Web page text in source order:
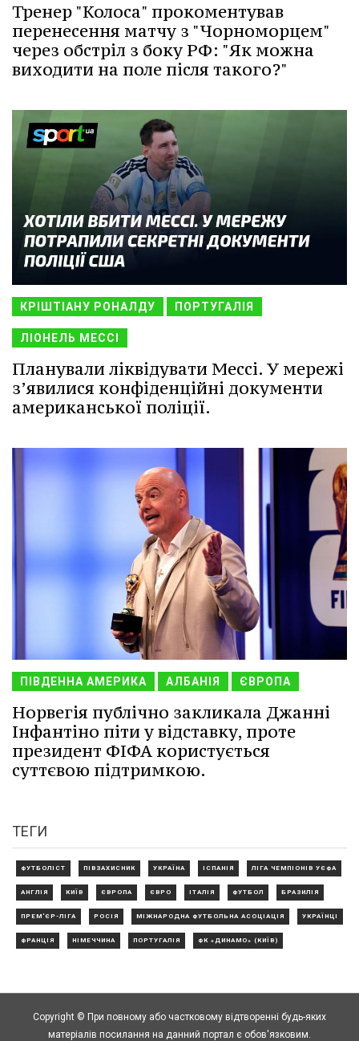
Тренер "Колоса" прокоментував
перенесення матчу з "Чорноморцем"
через обстріл з боку РФ: "Як можна
виходити на поле після такого?"
КРІШТІАНУ РОНАЛДУ ПОРТУГАЛІЯ
ЛІОНЕЛЬ МЕССІ
Планували ліквідувати Мессі. У мережі
з’явилися конфіденційні документи
американської поліції.
ПІВДЕННА АМЕРИКА АЛБАНІЯ ЄВРОПА
Норвегія публічно закликала Джанні
Інфантіно піти у відставку, проте
президент ФІФА користується
суттєвою підтримкою.
ТЕГИ
ФУТБОЛІСТ ПІВЗАХИСНИК УКРАЇНА ІСПАНІЯ ЛІГА ЧЕМПІОНІВ УЄФА
АНГЛІЯ КИЇВ ЄВРОПА ЄВРО ІТАЛІЯ ФУТБОЛ БРАЗИЛІЯ
ПРЕМ'ЄР-ЛІГА РОСІЯ МІЖНАРОДНА ФУТБОЛЬНА АСОЦІАЦІЯ УКРАЇНЦІ
ФРАНЦІЯ НІМЕЧЧИНА ПОРТУГАЛІЯ ФК «ДИНАМО» (КИЇВ)
Copyright © При повному або частковому відтворенні будь-яких
матеріалів посилання на данний портал є обов'язковим.